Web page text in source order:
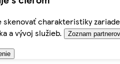
charakteristiky
a vývoj služieb.
Zoznam partnerov